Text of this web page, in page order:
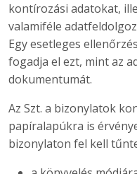
kontírozási adatokat,
valamiféle
Egy esetleges
fogadja el ezt, mint az
dokumentumát.
Az Szt. a bizonylatok
papíralapúkra is
bizonylaton fel kell